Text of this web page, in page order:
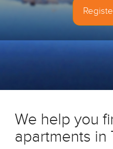
We help you
apartments in